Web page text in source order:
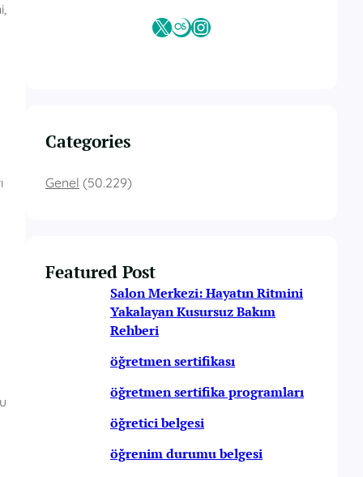
X Last.fmInstagram
Categories
Genel (50.229)
Featured Post
Salon Merkezi: Hayatın Ritmini
Yakalayan Kusursuz Bakım
Rehberi
öğretmen sertifikası
öğretmen sertifika programları
öğretici belgesi
öğrenim durumu belgesi